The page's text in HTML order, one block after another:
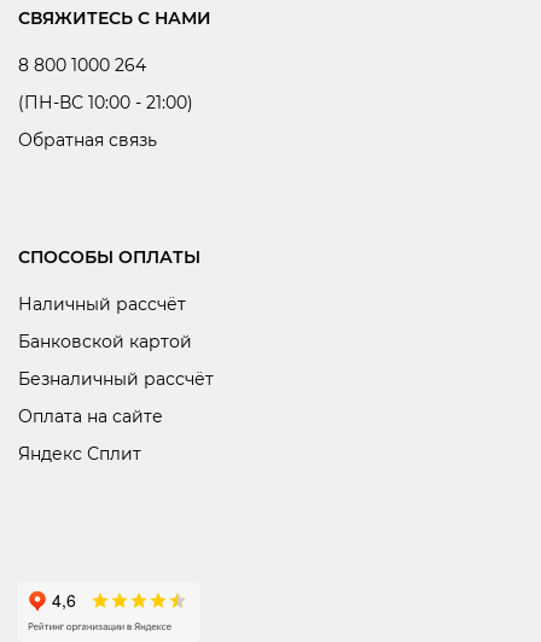
СВЯЖИТЕСЬ С НАМИ
8 800 1000 264
(ПН-ВС 10:00 - 21:00)
Обратная связь
СПОСОБЫ ОПЛАТЫ
Наличный рассчёт
Банковской картой
Безналичный рассчёт
Оплата на сайте
Яндекс Сплит